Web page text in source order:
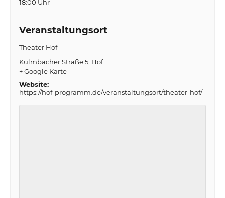
18:00 Uhr
Veranstaltungsort
Theater Hof
Kulmbacher Straße 5 Hof
+ Google Karte
Website:
https://hof-programm.de/veranstaltungsort/theater-hof/